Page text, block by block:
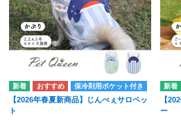
保冷剤用ポケット付き
【2026年春夏新商品】じんべぇサロペッ
ト
【
ー